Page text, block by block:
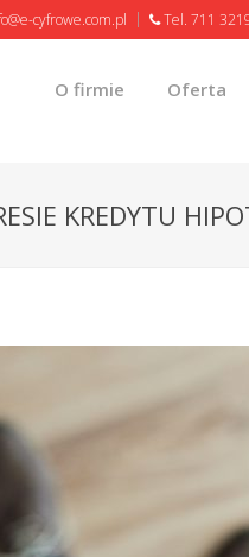
cyfrowe.com.pl Tel. 711
O firmie Oferta
KREDYTU